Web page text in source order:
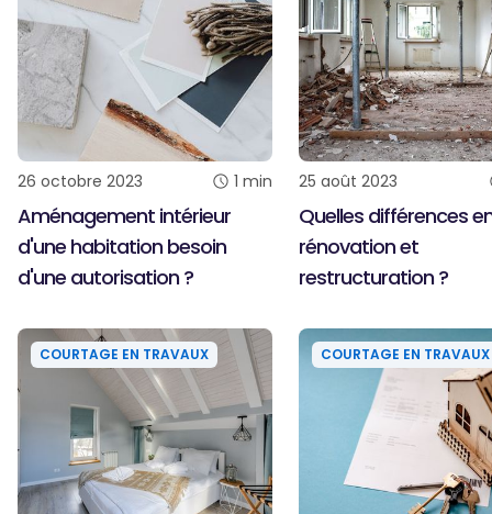
26 octobre 2023 1 min
Aménagement intérieur
d'une habitation besoin
d'une autorisation ?
25 août 2023
Quelles différences
rénovation et
restructuration ?
COURTAGE EN TRAVAUX COURTAGE EN TRAVAUX